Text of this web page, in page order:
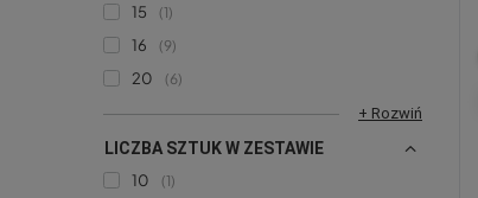
15 1
16 9
20
6
+ Rozwiń
LICZBA SZTUK W ZESTAWIE
10
1